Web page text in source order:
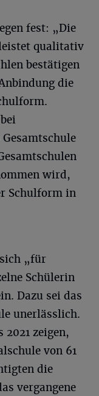
fest: „Die
qualitativ
bestätigen
die
wird,
Schulform in
„für
Schülerin
Dazu sei das
unerlässlich.
2021 zeigen,
von 61
die
vergangene